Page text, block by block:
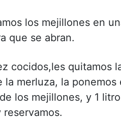
los mejillones en
que se abran.
cocidos,les quitamos
la merluza, la
los mejillones, y 1
reservamos.